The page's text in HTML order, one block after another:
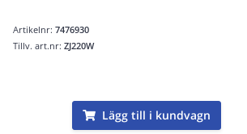
Artikelnr:7476930
Tillv. art.nr:ZJ220W
Lägg till i kundvagn